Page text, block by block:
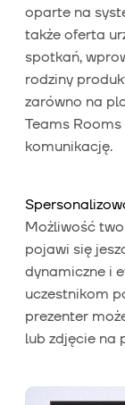
oparte na
także oferta
spotkań,
rodziny
zarówno na
Teams Rooms
komunikację.
Możliwość
pojawi się
dynamiczne i
uczestnikom
prezenter
lub zdjęcie na